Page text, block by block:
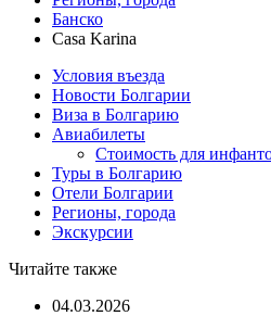
Банско
Casa Karina
Условия въезда
Новости Болгарии
Виза в Болгарию
Авиабилеты
Стоимость для
Туры в Болгарию
Отели Болгарии
Регионы, города
Экскурсии
Читайте также
04.03.2026